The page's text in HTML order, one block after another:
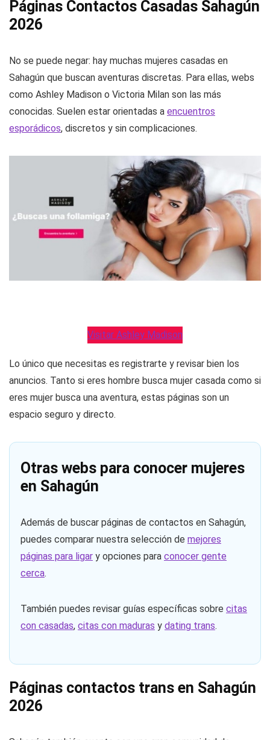
solteras, separadas, mayores de edad, chicas que buscan
algo puntual o relaciones más estables.
Páginas Contactos Casadas Sahagún
2026
No se puede negar: hay muchas mujeres casadas en
Sahagún que buscan aventuras discretas. Para ellas, webs
conocidas. Suelen estar orientadas aencuentros
, discretos y sin complicaciones.
Visitar Ashley Madison
Lo único que necesitas es registrarte y revisar bien los
eres mujer busca una aventura, estas páginas son un
espacio seguro y directo.
Otras webs para conocer mujeres
en Sahagún
Además de buscar páginas de contactos en Sahagún,
páginas para ligar y opciones paraconocer gente
cerca.
También puedes revisar guías específicas sobrecitas
con casadas
citas con maduras dating trans .